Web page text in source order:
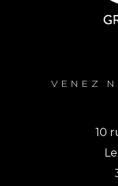
VENEZ
10